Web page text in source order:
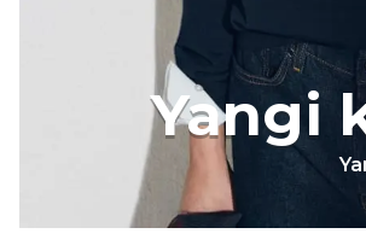
Yangi